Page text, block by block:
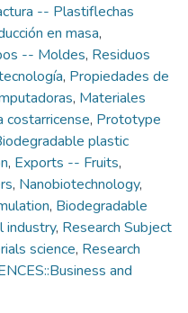
-- Plastiflechas
en masa,
-- Moldes, Residuos
, Propiedades de
, Materiales
costarricense, Prototype
plastic
, Exports -- Fruits,
, Nanobiotechnology,
, Biodegradable
industry, Research Subject
science, Research
and